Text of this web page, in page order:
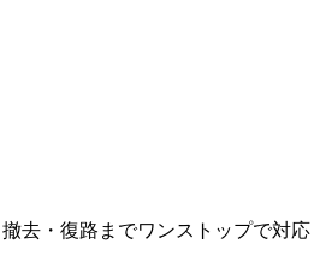
去・復路までワンストップで対応